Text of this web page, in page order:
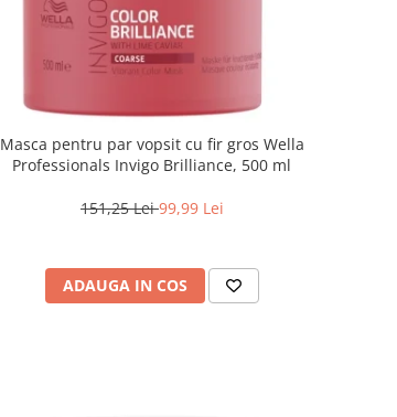
Masca pentru par vopsit cu fir gros Wella
Professionals Invigo Brilliance, 500 ml
151,25 Lei99,99 Lei
ADAUGA IN COS